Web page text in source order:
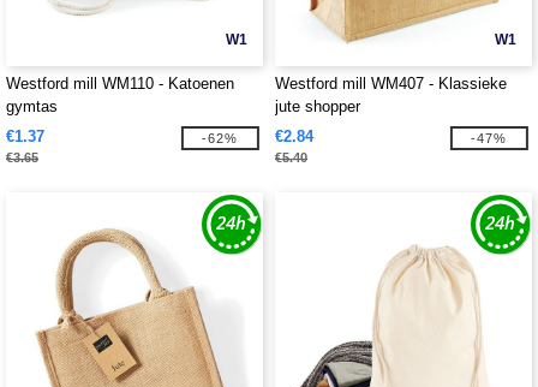
W1
Westford mill WM110 - Katoenen
gymtas
€1.37
€3.65
-62%
W1
Westford mill WM407 - Klassieke
jute shopper
€2.84
€5.40
-47%